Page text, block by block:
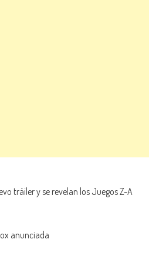
tráiler y se revelan los Juegos Z-A
anunciada